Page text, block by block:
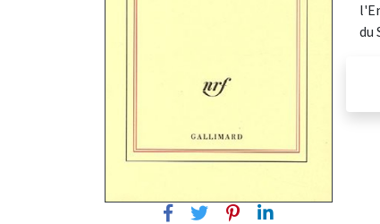
FacebookTwitterPinterest
Linkedin
du